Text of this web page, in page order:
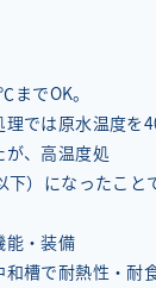
でOK。
では原水温度を
が、高温度処
）になったこと
能・装備
槽で耐熱性・耐